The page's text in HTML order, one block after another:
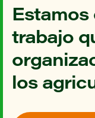
trabajo
los